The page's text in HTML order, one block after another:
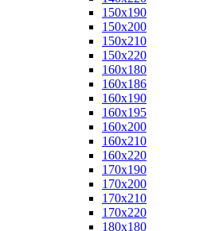
150x190
150x200
150x210
150x220
160x180
160x186
160x190
160x195
160x200
160x210
160x220
170x190
170x200
170x210
170x220
180x180